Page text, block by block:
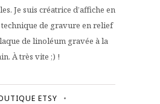
Je suis créatrice d’affiche en
de gravure en relief
de linoléum gravée à la
À très vite ;) !
ETSY